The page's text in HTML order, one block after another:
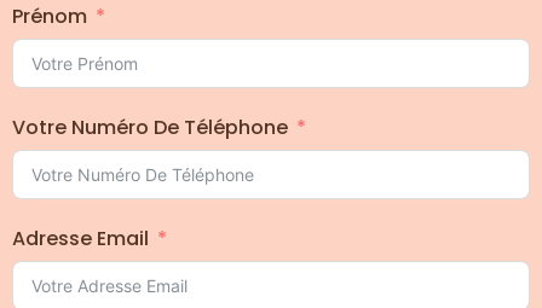
Prénom
Votre Numéro De Téléphone
Adresse Email